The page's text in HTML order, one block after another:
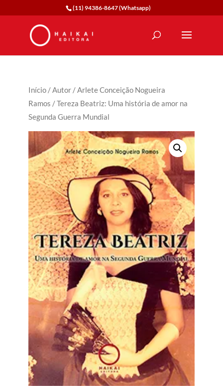
(11) 94386-8647 (Whatsapp)
Início/Autor/Arlete Conceição Nogueira
Ramos / Tereza Beatriz: Uma história de amor na
Segunda Guerra Mundial